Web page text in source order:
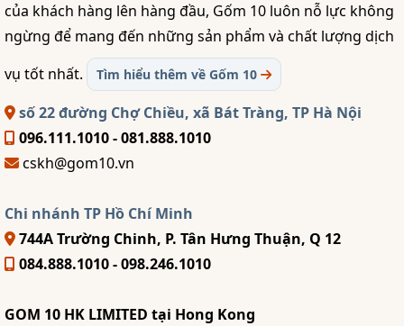
của khách hàng lên hàng đầu, Gốm 10 luôn nỗ lực không
ngừng để mang đến những sản phẩm và chất lượng dịch
vụ tốt nhất.
Tìm hiểu thêm về Gốm 10
số 22 đường Chợ Chiều, xã Bát Tràng, TP Hà Nội
096.111.1010 - 081.888.1010
cskh@gom10.vn
Chi nhánh TP Hồ Chí Minh
744A Trường Chinh, P. Tân Hưng Thuận, Q 12
084.888.1010 - 098.246.1010
GOM 10 HK LIMITED tại Hong Kong